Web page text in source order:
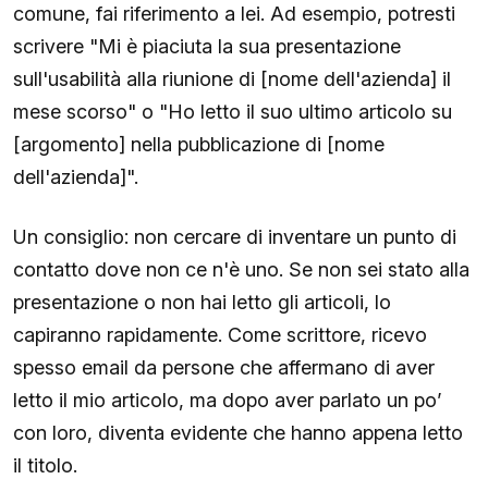
comune, fai riferimento a lei. Ad esempio, potresti
scrivere "Mi è piaciuta la sua presentazione
sull'usabilità alla riunione di [nome dell'azienda] il
mese scorso" o "Ho letto il suo ultimo articolo su
[argomento] nella pubblicazione di [nome
dell'azienda]".
Un consiglio: non cercare di inventare un punto di
contatto dove non ce n'è uno. Se non sei stato alla
presentazione o non hai letto gli articoli, lo
capiranno rapidamente. Come scrittore, ricevo
spesso email da persone che affermano di aver
letto il mio articolo, ma dopo aver parlato un po’
con loro, diventa evidente che hanno appena letto
il titolo.